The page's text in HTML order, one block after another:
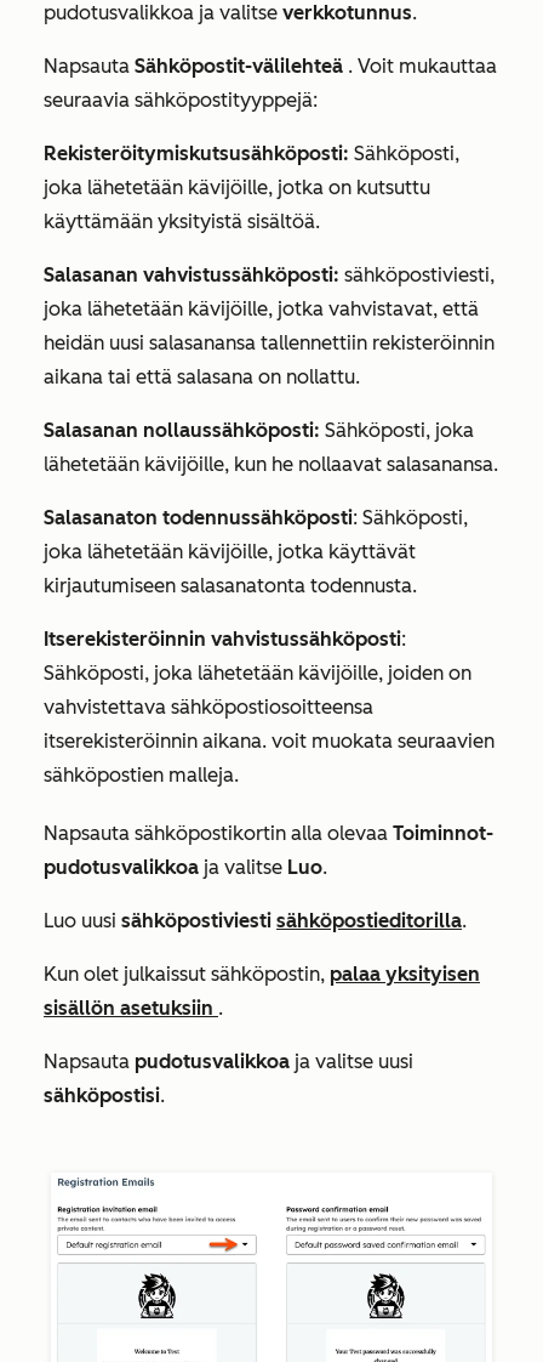
pudotusvalikkoa ja valitse verkkotunnus.
Napsauta Sähköpostit-välilehteä . Voit mukauttaa
seuraavia sähköpostityyppejä:
Rekisteröitymiskutsusähköposti: Sähköposti,
joka lähetetään kävijöille, jotka on kutsuttu
käyttämään yksityistä sisältöä.
Salasanan vahvistussähköposti: sähköpostiviesti,
joka lähetetään kävijöille, jotka vahvistavat, että
heidän uusi salasanansa tallennettiin rekisteröinnin
aikana tai että salasana on nollattu.
Salasanan nollaussähköposti: Sähköposti, joka
lähetetään kävijöille, kun he nollaavat salasanansa.
Salasanaton todennussähköposti: Sähköposti,
joka lähetetään kävijöille, jotka käyttävät
kirjautumiseen salasanatonta todennusta.
Itserekisteröinnin vahvistussähköposti:
Sähköposti, joka lähetetään kävijöille, joiden on
vahvistettava sähköpostiosoitteensa
itserekisteröinnin aikana. voit muokata seuraavien
sähköpostien malleja.
Napsauta sähköpostikortin alla olevaa Toiminnot-
pudotusvalikkoa ja valitse Luo.
Luo uusi sähköpostiviesti sähköpostieditorilla.
Kun olet julkaissut sähköpostin, palaa yksityisen
sisällön asetuksiin .
Napsauta pudotusvalikkoa ja valitse uusi
sähköpostisi.